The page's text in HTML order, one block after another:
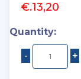
€.13,20
Quantity: